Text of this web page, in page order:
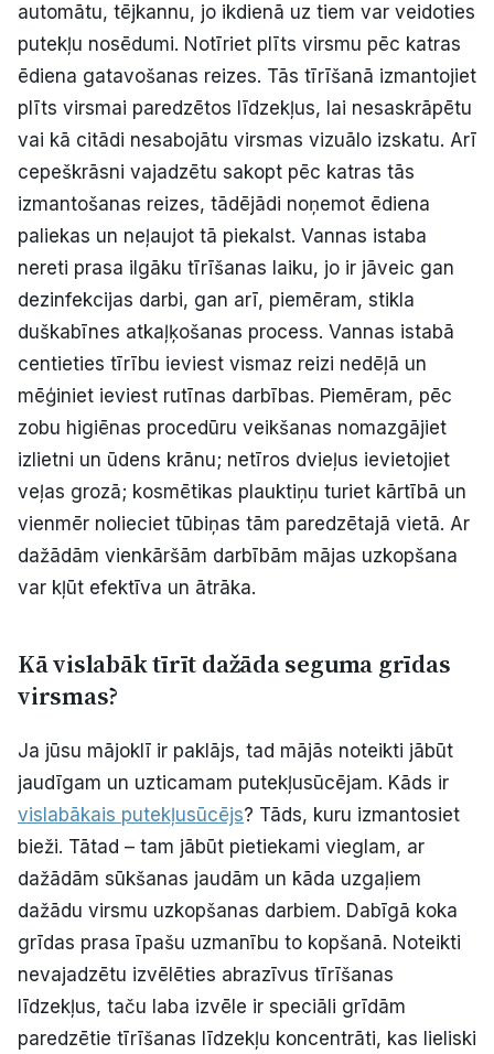
automātu, tējkannu, jo ikdienā uz tiem var veidoties
putekļu nosēdumi. Notīriet plīts virsmu pēc katras
ēdiena gatavošanas reizes. Tās tīrīšanā izmantojiet
plīts virsmai paredzētos līdzekļus, lai nesaskrāpētu
vai kā citādi nesabojātu virsmas vizuālo izskatu. Arī
cepeškrāsni vajadzētu sakopt pēc katras tās
izmantošanas reizes, tādējādi noņemot ēdiena
paliekas un neļaujot tā piekalst. Vannas istaba
nereti prasa ilgāku tīrīšanas laiku, jo ir jāveic gan
dezinfekcijas darbi, gan arī, piemēram, stikla
duškabīnes atkaļķošanas process. Vannas istabā
centieties tīrību ieviest vismaz reizi nedēļā un
mēģiniet ieviest rutīnas darbības. Piemēram, pēc
zobu higiēnas procedūru veikšanas nomazgājiet
izlietni un ūdens krānu; netīros dvieļus ievietojiet
veļas grozā; kosmētikas plauktiņu turiet kārtībā un
vienmēr nolieciet tūbiņas tām paredzētajā vietā. Ar
dažādām vienkāršām darbībām mājas uzkopšana
var kļūt efektīva un ātrāka.
Kā vislabāk tīrīt dažāda seguma grīdas
virsmas?
Ja jūsu mājoklī ir paklājs, tad mājās noteikti jābūt
jaudīgam un uzticamam putekļusūcējam. Kāds ir
vislabākais putekļusūcējs? Tāds, kuru izmantosiet
bieži. Tātad – tam jābūt pietiekami vieglam, ar
dažādām sūkšanas jaudām un kāda uzgaļiem
dažādu virsmu uzkopšanas darbiem. Dabīgā koka
grīdas prasa īpašu uzmanību to kopšanā. Noteikti
nevajadzētu izvēlēties abrazīvus tīrīšanas
līdzekļus, taču laba izvēle ir speciāli grīdām
paredzētie tīrīšanas līdzekļu koncentrāti, kas lieliski